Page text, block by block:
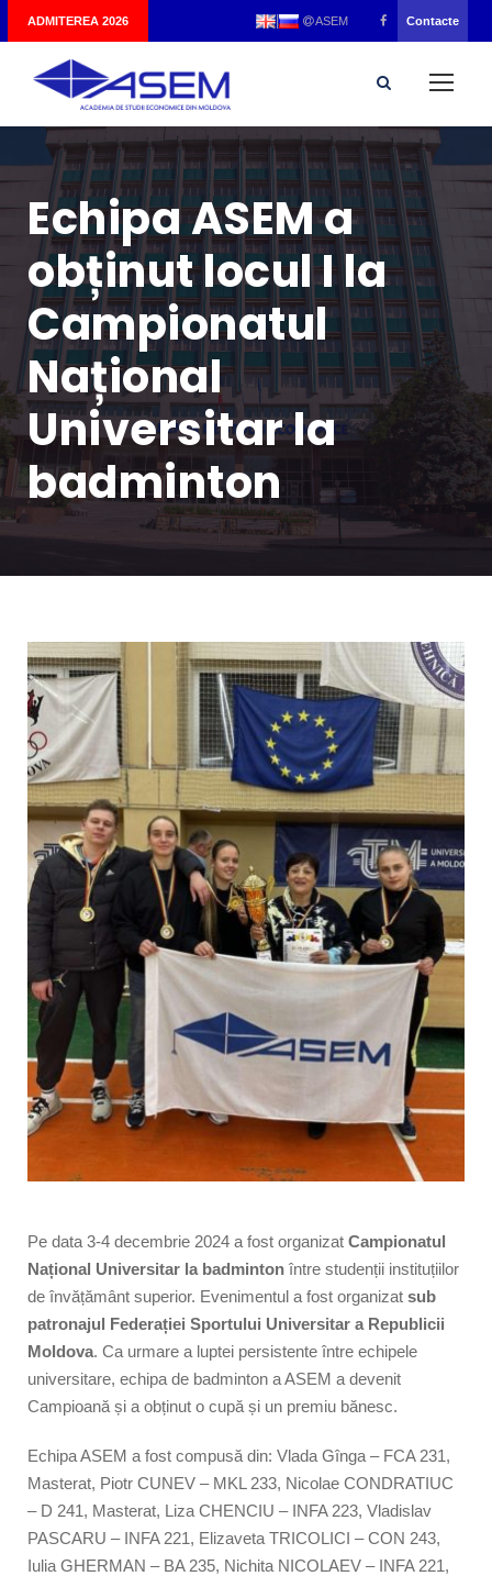
ADMITEREA 2026 ASEM Contacte
Echipa ASEM a
obținut locul I la
Campionatul
Național
Universitar la
badminton
Pe data 3-4 decembrie 2024 a fost organizat Campionatul
Național Universitar la badminton între studenții instituțiilor
de învățământ superior. Evenimentul a fost organizat sub
patronajul Federației Sportului Universitar a Republicii
Moldova. Ca urmare a luptei persistente între echipele
universitare, echipa de badminton a ASEM a devenit
Campioană și a obținut o cupă și un premiu bănesc.
Echipa ASEM a fost compusă din: Vlada Gînga – FCA 231,
Masterat, Piotr CUNEV – MKL 233, Nicolae CONDRATIUC
– D 241, Masterat, Liza CHENCIU – INFA 223, Vladislav
PASCARU – INFA 221, Elizaveta TRICOLICI – CON 243,
Iulia GHERMAN – BA 235, Nichita NICOLAEV – INFA 221,